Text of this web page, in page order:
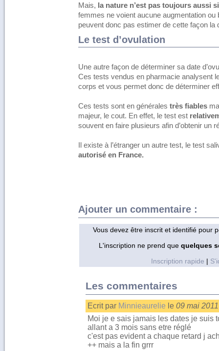
Mais, la nature n’est pas toujours aussi
femmes ne voient aucune augmentation ou
peuvent donc pas estimer de cette façon la
Le test d’ovulation
Une autre façon de déterminer sa date
Ces tests vendus en pharmacie analysent
corps et vous permet donc de déterminer
Ces tests sont en générales très fiables
majeur, le cout. En effet, le test est
souvent en faire plusieurs afin d’obtenir un
Il existe à l’étranger un autre test, le test
autorisé en France.
Ajouter un commentaire :
Vous devez être inscrit et identifié pour
L'inscription ne prend que quelques
Inscription rapide |
Les commentaires
Ecrit par Minnieaurelie le 09 mai
Moi je e sais jamais les dates je suis
allant a 3 mois sans etre réglé
c'est pas evident a chaque retard j
++ mais a la fin grrr